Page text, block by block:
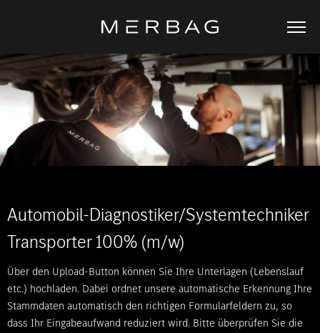
Automobil-Diagnostiker/Systemtechniker
Transporter 100% (m/w)
Über den Upload-Button können Sie Ihre Unterlagen (Lebenslauf
etc.) hochladen. Dabei ordnet unsere automatische Erkennung Ihre
Stammdaten automatisch den richtigen Formularfeldern zu, so
dass Ihr Eingabeaufwand reduziert wird. Bitte überprüfen Sie die